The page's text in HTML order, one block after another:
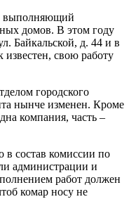
выполняющий
домов. В этом году
Байкальской, д. 44 и в
свою работу
городского
нынче изменен. Кроме
компания, часть –
в состав комиссии по
администрации и
работ должен
комар носу не